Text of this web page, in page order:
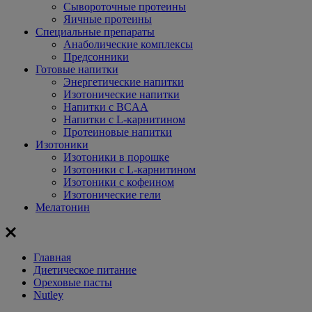
Сывороточные протеины
Яичные протеины
Специальные препараты
Анаболические комплексы
Предсонники
Готовые напитки
Энергетические напитки
Изотонические напитки
Напитки с BCAA
Напитки с L-карнитином
Протеиновые напитки
Изотоники
Изотоники в порошке
Изотоники с L-карнитином
Изотоники с кофеином
Изотонические гели
Мелатонин
Главная
Диетическое питание
Ореховые пасты
Nutley